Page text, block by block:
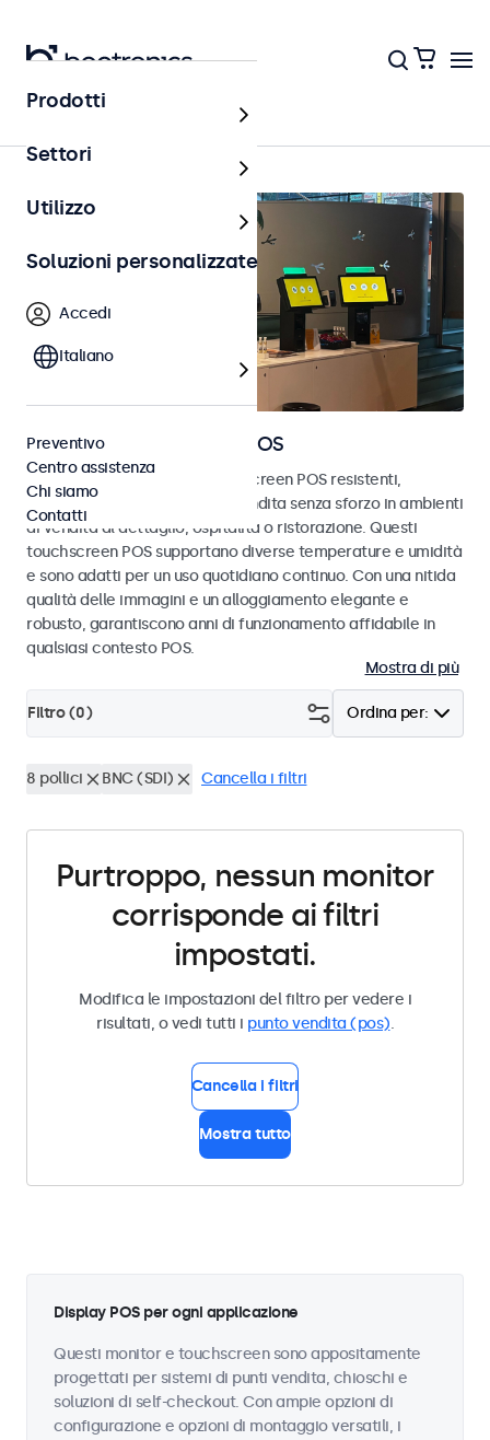
Punto vendita (POS)
Monitor e touchscreen POS
Scopri i nostri monitor e touchscreen POS resistenti,
progettati per transazioni di vendita senza sforzo in ambienti
di vendita al dettaglio, ospitalità o ristorazione. Questi
touchscreen POS supportano diverse temperature e umidità
e sono adatti per un uso quotidiano continuo. Con una nitida
qualità delle immagini e un alloggiamento elegante e
robusto, garantiscono anni di funzionamento affidabile in
qualsiasi contesto POS.
Mostra di più
Ordina per:
Filtro (0)
8 pollici BNC (SDI) Cancella i filtri
Purtroppo, nessun monitor
corrisponde ai filtri
impostati.
Modifica le impostazioni del filtro per vedere i
risultati, o vedi tutti i punto vendita (pos).
Cancella i filtri
Mostra tutto
Display POS per ogni applicazione
Questi monitor e touchscreen sono appositamente
progettati per sistemi di punti vendita, chioschi e
soluzioni di self-checkout. Con ampie opzioni di
configurazione e opzioni di montaggio versatili, i
Prodotti
Settori
Utilizzo
Soluzioni personalizzate
Accedi
Italiano
Preventivo
Centro assistenza
Chi siamo
Contatti